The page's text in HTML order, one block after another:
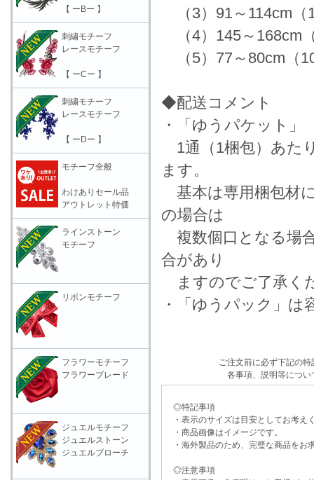
（3）91～114cm（
（4）145～168cm
（5）77～80cm（
◆配送コメント
・「ゆうパケット」
1通（1梱包）あた
ます。
基本は専用梱包材
の場合は
複数個口となる場
合があり
ますのでご了承く
・「ゆうパック」は
ご注文前に必ず下記の
各事項、説明等につい
◎特記事項
・表示のサイズは目安としてお考え
・商品画像はイメージです。
・海外製品のため、完璧な商品をお
◎注意事項
【 ーBー 】
刺繍モチーフ
レースモチーフ
【 ーCー 】
刺繍モチーフ
レースモチーフ
【 ーDー 】
モチーフ全般
わけありセール品
アウトレット特価
ラインストーン
モチーフ
リボンモチーフ
フラワーモチーフ
フラワーブレード
ジュエルモチーフ
ジュエルストーン
ジュエルブローチ